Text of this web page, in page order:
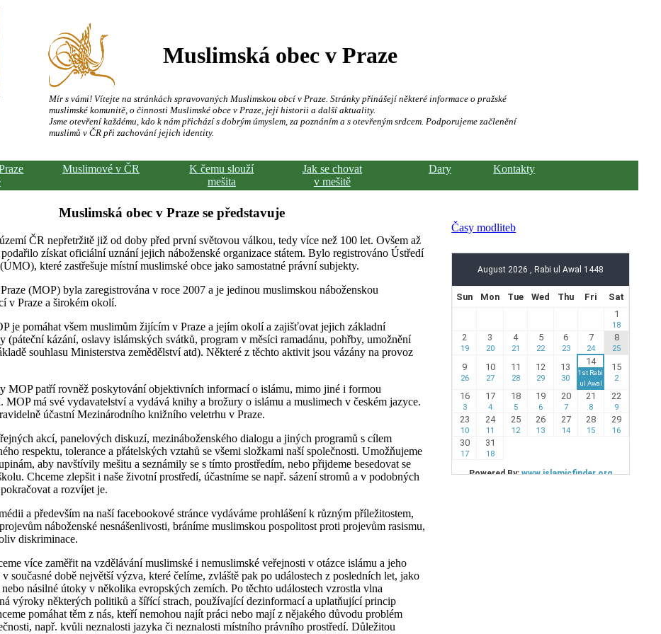
Muslimská obec v Praze
Mír s vámi! Vítejte na stránkách spravovaných Muslimskou obcí v Praze. Stránky přinášejí některé informace o pražské
muslimské komunitě, o činnosti Muslimské obce v Praze, její historii a další aktuality.
Jsme otevření každému, kdo k nám přichází s dobrým úmyslem, za poznáním a s otevřeným srdcem. Podporujeme začlenění
muslimů v ČR při zachování jejich identity.
Muslimové v ČR
K čemu slouží
mešita
Jak se chovat
v mešitě
Dary Kontakty
Muslimská obec v Praze se představuje
ČR nepřetržitě již od doby před první světovou válkou, tedy více než 100 let. Ovšem až
získat oficiální uznání jejich náboženské organizace státem. Bylo registrováno Ústředí
které zastřešuje místní muslimské obce jako samostatné právní subjekty.
(MOP) byla zaregistrována v roce 2007 a je jedinou muslimskou náboženskou
v Praze a širokém okolí.
je pomáhat všem muslimům žijícím v Praze a jejím okolí a zajišťovat jejich základní
(páteční kázání, oslavy islámských svátků, program v měsíci ramadánu, pohřby, umožnění
souhlasu Ministerstva zemědělství atd). Některé z těchto aktivit jsou vázány na provoz
MOP patří rovněž poskytování objektivních informací o islámu, mimo jiné i formou
MOP má své vydavatelství a vydává knihy a brožury o islámu a muslimech v českém jazyce.
účastní Mezinárodního knižního veletrhu v Praze.
akcí, panelových diskuzí, mezináboženského dialogu a jiných programů s cílem
respektu, tolerance a přátelských vztahů se všemi složkami naší společnosti. Umožňujeme
aby navštívily mešitu a seznámily se s tímto prostředím, nebo přijdeme besedovat se
Chceme zlepšit i naše životní prostředí, účastníme se např. sázení stromů a v podobných
a rozvíjet je.
a především na naší facebookové stránce vydáváme prohlášení k různým příležitostem,
náboženské nesnášenlivosti, bráníme muslimskou pospolitost proti projevům rasismu,
diskriminace.
více zaměřit na vzdělávání muslimské i nemuslimské veřejnosti v otázce islámu a jeho
současné době největší výzva, které čelíme, zvláště pak po událostech z posledních let, jako
násilné útoky v několika evropských zemích. Po těchto událostech vzrostla vlna
výroky některých politiků a šířící strach, používající dezinformací a uplatňující princip
pomáhat těm z nás, kteří nemohou najít práci nebo mají z nějakého důvodu problém
např. kvůli neznalosti jazyka či neznalosti místního právního prostředí. Důležitou
Časy modliteb